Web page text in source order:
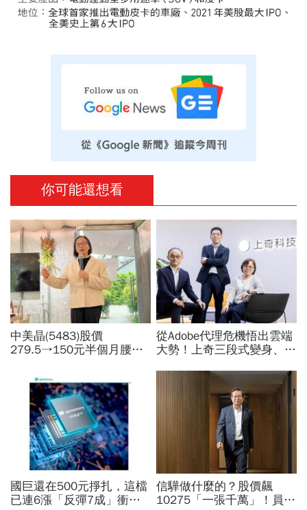
你可能還想看
中美晶(5483)股價
279.5→150元半個月腰
績、罕見抱屈自家股票：真
的被低估了
從Adobe代理危機悟出雲端
大勢！上奇三段式變身、季
無人機3D列印財
國巨還在500元掙扎，這檔
已連6漲「反彈7成」衝千
信驊做什麼的？股價飆
10275「一張千萬」！員工